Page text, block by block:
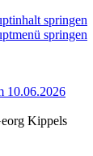
springen
springen
10.06.2026
Kippels